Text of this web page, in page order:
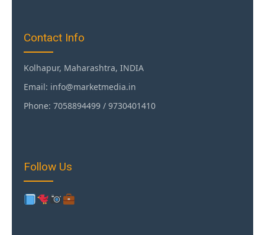
Contact Info
Kolhapur, Maharashtra, INDIA
Email: info@marketmedia.in
Phone: 7058894499 / 9730401410
Follow Us